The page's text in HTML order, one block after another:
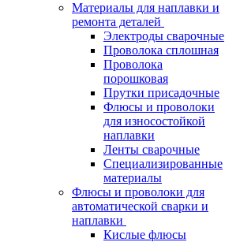
Материалы для наплавки и
ремонта деталей
Электроды сварочные
Проволока сплошная
Проволока
порошковая
Прутки присадочные
Флюсы и проволоки
для износостойкой
наплавки
Ленты сварочные
Специализированные
материалы
Флюсы и проволоки для
автоматической сварки и
наплавки
Кислые флюсы